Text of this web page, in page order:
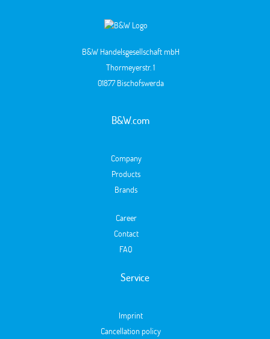
B&W Handelsgesellschaft mbH
Thormeyerstr. 1
01877 Bischofswerda
B&W.com
Company
Products
Brands
Career
Contact
FAQ
Service
Imprint
Cancellation policy